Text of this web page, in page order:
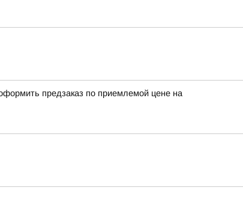
предзаказ по приемлемой цене на